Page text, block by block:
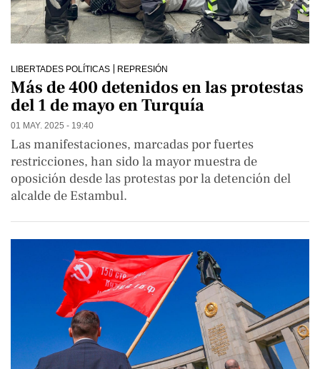
LIBERTADES POLÍTICAS REPRESIÓN
Más de 400 detenidos en las protestas
del 1 de mayo en Turquía
01 MAY. 2025 - 19:40
Las manifestaciones, marcadas por fuertes
restricciones, han sido la mayor muestra de
oposición desde las protestas por la detención del
alcalde de Estambul.